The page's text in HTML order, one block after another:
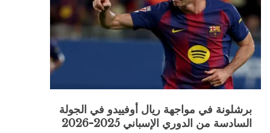
برشلونة في مواجهة ريال أوفييدو في الجولة
السادسة من الدوري الإسباني 2025-2026